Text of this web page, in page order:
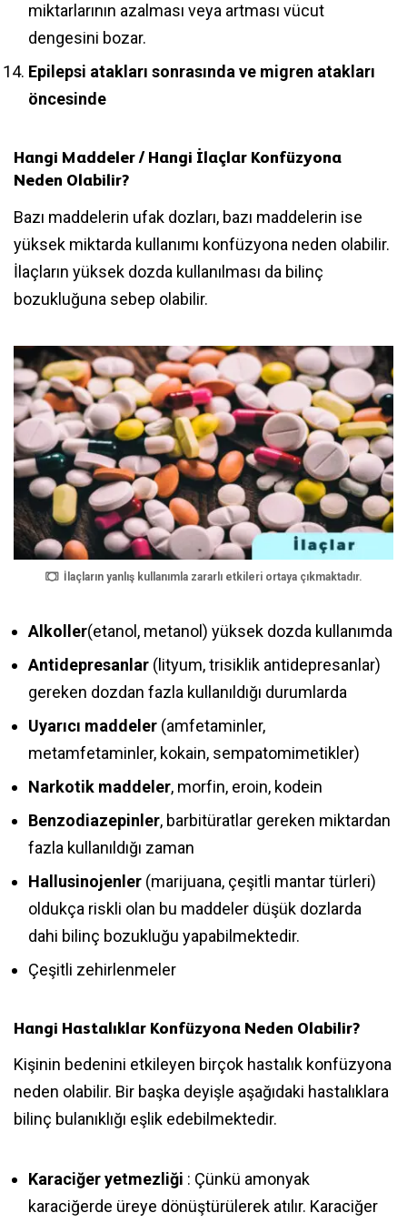
miktarlarının azalması veya artması vücut
dengesini bozar.
Epilepsi atakları sonrasında ve migren atakları
öncesinde
Hangi Maddeler / Hangi İlaçlar Konfüzyona
Neden Olabilir?
Bazı maddelerin ufak dozları, bazı maddelerin ise
yüksek miktarda kullanımı konfüzyona neden olabilir.
İlaçların yüksek dozda kullanılması da bilinç
bozukluğuna sebep olabilir.
İlaçların yanlış kullanımla zararlı etkileri ortaya çıkmaktadır.
Alkoller(etanol, metanol) yüksek dozda kullanımda
Antidepresanlar (lityum, trisiklik antidepresanlar)
gereken dozdan fazla kullanıldığı durumlarda
Uyarıcı maddeler (amfetaminler,
metamfetaminler, kokain, sempatomimetikler)
Narkotik maddeler, morfin, eroin, kodein
Benzodiazepinler, barbitüratlar gereken miktardan
fazla kullanıldığı zaman
Hallusinojenler (marijuana, çeşitli mantar türleri)
oldukça riskli olan bu maddeler düşük dozlarda
dahi bilinç bozukluğu yapabilmektedir.
Çeşitli zehirlenmeler
Hangi Hastalıklar Konfüzyona Neden Olabilir?
Kişinin bedenini etkileyen birçok hastalık konfüzyona
neden olabilir. Bir başka deyişle aşağıdaki hastalıklara
bilinç bulanıklığı eşlik edebilmektedir.
Karaciğer yetmezliği : Çünkü amonyak
karaciğerde üreye dönüştürülerek atılır. Karaciğer